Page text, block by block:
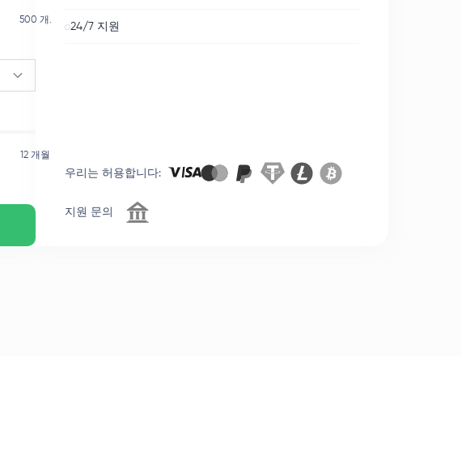
500 개.
12 개월
24/7 지원
우리는 허용합니다:
지원 문의